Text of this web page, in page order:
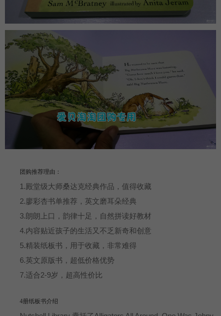
团购推荐理由：
1.殿堂级大师桑达克经典作品，值得收藏
2.廖彩杏书单推荐，英文磨耳朵经典
3.朗朗上口，韵律十足，自然拼读好教材
4.内容贴近孩子的生活又不乏新奇和创意
5.精装纸板书，用于收藏，非常难得
6.英文原版书，超低价格优势
7.适合2-9岁，超高性价比
4册纸板书介绍